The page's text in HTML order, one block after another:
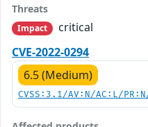
Threats
Impact
critical
CVE-2022-0294
6.5 (Medium)
CVSS:3.1/AV:N/AC:L/